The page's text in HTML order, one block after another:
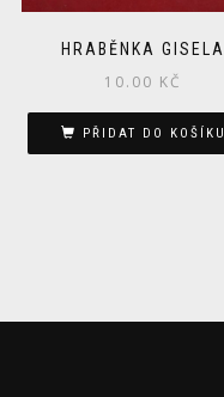
HRABĚNKA GISELA
10.00 KČ
PŘIDAT DO KOŠÍKU